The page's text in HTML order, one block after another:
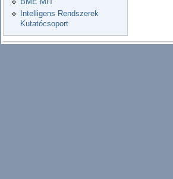
Intelligens Rendszerek
Kutatócsoport